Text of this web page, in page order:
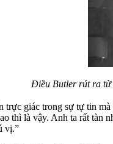
Điều Butler rút ra từ
trực giác trong sự tự tin
thì là vậy. Anh ta rất tàn
vị.”